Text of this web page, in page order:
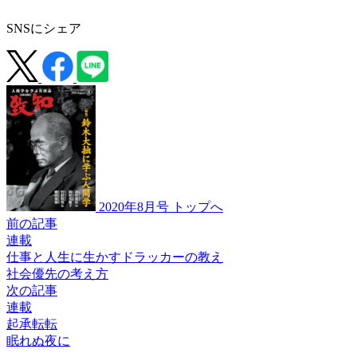
SNSにシェア
2020年8月号 トップへ
前の記事
連載
仕事と人生に生かすドラッカーの教え
社会優先の考え方
次の記事
連載
起承転転
眠れぬ夜に